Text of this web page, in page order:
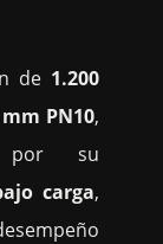
de 1.200
PN10,
por su
carga,